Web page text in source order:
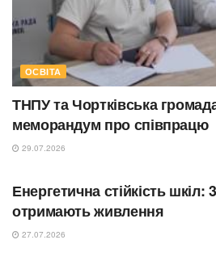
ОСВІТА
ТНПУ та Чортківська
меморандум про співпрацю
29.07.2026
Енергетична стійкість шкіл:
отримають живлення
27.07.2026